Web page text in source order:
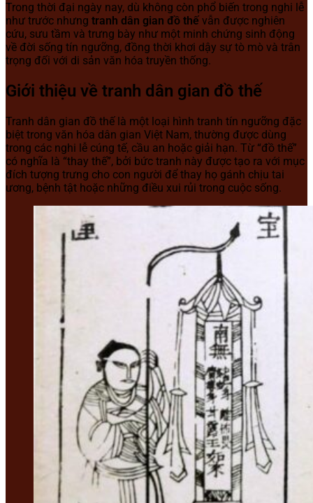
Trong thời đại ngày nay, dù không còn phổ biến trong nghi lễ
như trước nhưng tranh dân gian đồ thế vẫn được nghiên
cứu, sưu tầm và trưng bày như một minh chứng sinh động
về đời sống tín ngưỡng, đồng thời khơi dậy sự tò mò và trân
trọng đối với di sản văn hóa truyền thống.
Giới thiệu về tranh dân gian đồ thế
Tranh dân gian đồ thế là một loại hình tranh tín ngưỡng đặc
biệt trong văn hóa dân gian Việt Nam, thường được dùng
trong các nghi lễ cúng tế, cầu an hoặc giải hạn. Từ “đồ thế”
có nghĩa là “thay thế”, bởi bức tranh này được tạo ra với mục
đích tượng trưng cho con người để thay họ gánh chịu tai
ương, bệnh tật hoặc những điều xui rủi trong cuộc sống.